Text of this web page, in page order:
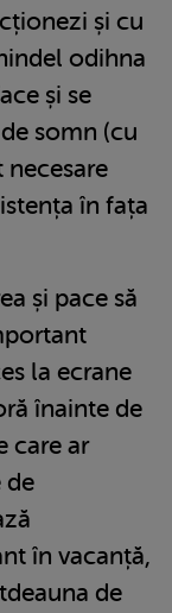
și cu
odihna
și se
somn (cu
în fața
și pace să
la ecrane
înainte de
care ar
de
în vacanță,
de